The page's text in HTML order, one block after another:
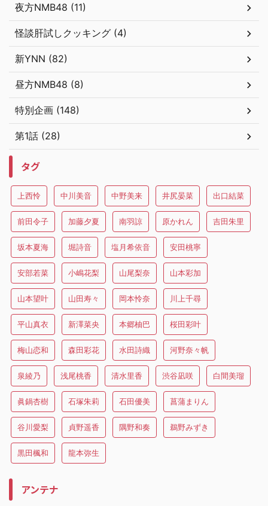
夜方NMB48 (11)
怪談肝試しクッキング (4)
新YNN (82)
昼方NMB48 (8)
特別企画 (148)
第1話 (28)
タグ
上西怜 中川美音 中野美来 井尻晏菜 出口結菜
前田令子 加藤夕夏 南羽諒 原かれん 吉田朱里
坂本夏海 堀詩音 塩月希依音 安田桃寧
安部若菜 小嶋花梨 山尾梨奈 山本彩加
山本望叶 山田寿々 岡本怜奈 川上千尋
平山真衣 新澤菜央 本郷柚巴 桜田彩叶
梅山恋和 森田彩花 水田詩織 河野奈々帆
泉綾乃 浅尾桃香 清水里香 渋谷凪咲 白間美瑠
眞鍋杏樹 石塚朱莉 石田優美 菖蒲まりん
谷川愛梨 貞野遥香 隅野和奏 鵜野みずき
黒田楓和 龍本弥生
アンテナ